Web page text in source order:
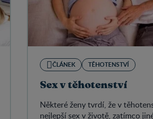
ČLÁNEK TĚHOTENSTVÍ
Sex v těhotenství
Některé ženy tvrdí, že v
nejlepší sex v životě, zatímco